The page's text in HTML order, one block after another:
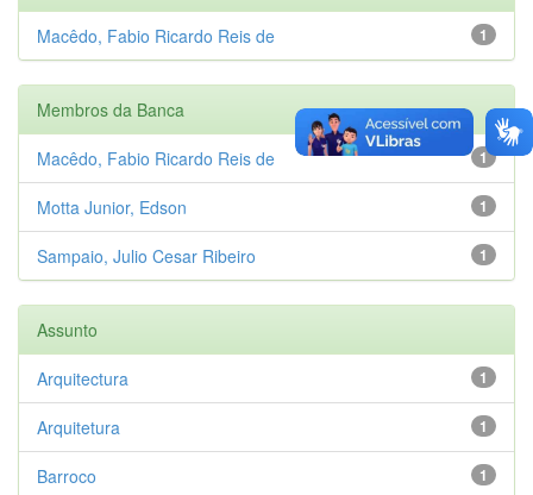
1
Macêdo, Fabio Ricardo Reis de
Membros da Banca
1
Macêdo, Fabio Ricardo Reis de
1
Motta Junior, Edson
1
Sampaio, Julio Cesar Ribeiro
Assunto
1
Arquitectura
1
Arquitetura
1
Barroco